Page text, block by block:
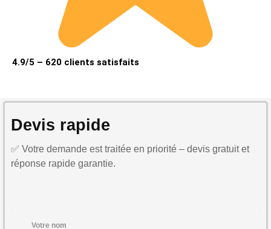
4.9/5 – 620 clients satisfaits
Devis rapide
✅ Votre demande est traitée en priorité – devis gratuit et
réponse rapide garantie.
Votre nom